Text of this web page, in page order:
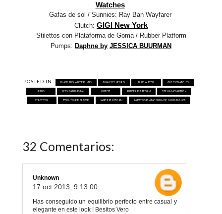
Watches
Gafas de sol / Sunnies: Ray Ban Wayfarer
Clutch: GIGI New York
Stilettos con Plataforma de Goma / Rubber Platform
Pumps: Daphne by JESSICA BUURMAN
POSTED IN: BLACK AND WHITE PUMPS BLANCO Y NEGRO BLUE WATCH GUESS WATCHES
JEANS JESSICA BUURMAN OUTFIT RUBBER PLATFORM STELLA MCCARTNEY
STILETTOS TWO-TONED BLAZER WHITE PLATFORM ZAPATOS PLATAFORMA DE GOMA BLANCA
32 Comentarios:
Unknown
17 oct 2013, 9:13:00
Has conseguido un equilibrio perfecto entre casual y
elegante en este look ! Besitos Vero